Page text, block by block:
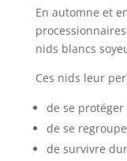
En automne et
nids blancs
Ces nids leur
de se
de se
de survivre